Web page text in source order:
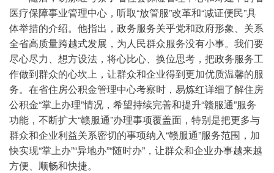
医疗保障事业管理中心，听取“放管服”改革和“减证便民”具
体举措的介绍。他指出，政务服务关乎党和政府形象、关系
全省高质量跨越式发展，为人民群众服务没有小事。我们要
尽心尽力、想方设法，将心比心、换位思考，把政务服务工
作做到群众的心坎上，让群众和企业得到更加优质温馨的服
务。在省住房公积金管理中心考察时，易炼红详细了解住房
公积金“掌上办理”情况，希望持续完善和提升“赣服通”服务
功能，不断扩大“赣服通”办理事项覆盖面，特别是把更多与
群众和企业利益关系密切的事项纳入“赣服通”服务范围，加
快实现“掌上办”“异地办”“随时办”，让群众和企业办事越来越
方便、顺畅和快捷。